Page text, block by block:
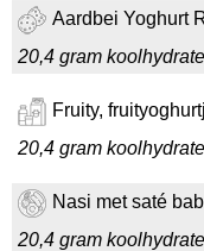
Aardbei Yoghurt
20,4 gram
Fruity,
20,4 gram
Nasi met saté
20,4 gram